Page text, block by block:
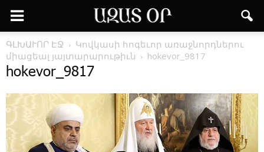
ԳԼԽԱՒՈՐ ԷՋ
Կովկասի հոգեւոր առաջնորդներու
միացեալ յայտարարութիւն
hokevor_9817
hokevor_9817